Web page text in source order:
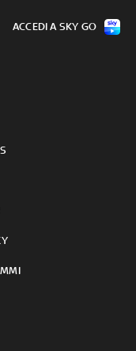
ACCEDI A SKY GO